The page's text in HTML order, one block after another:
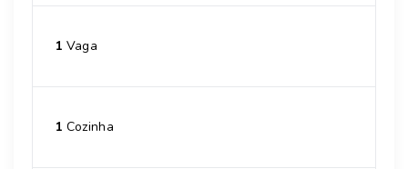
1 Vaga
1 Cozinha